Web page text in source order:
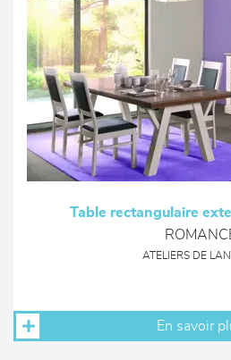
Table rectangulaire
ATELIERS DE
En savoir